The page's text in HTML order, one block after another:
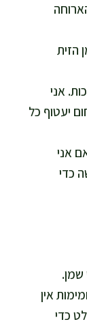
הזית
פריכות. אני
יעטוף כל
אם אני
5 דקות לפני הגשה כדי
שמן.
אין
כדי